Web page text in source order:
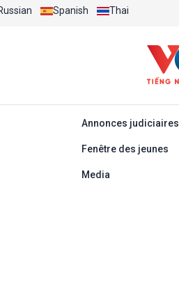
Spanish Thai
Annonces judiciaires
Fenêtre des jeunes
Media